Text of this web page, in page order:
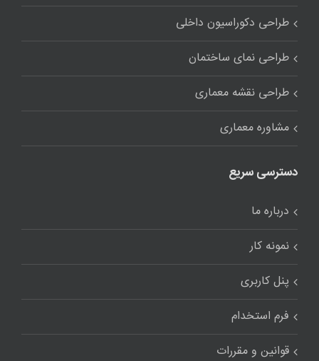
طراحی دکوراسیون داخلی
طراحی نمای ساختمان
طراحی نقشه معماری
مشاوره معماری
دسترسی سریع
درباره ما
نمونه کار
پنل کاربری
فرم استخدام
قوانین و مقررات